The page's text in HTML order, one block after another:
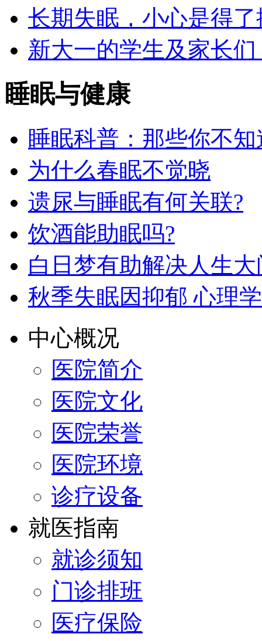
长期失眠，小心是得
新大一的学生及家长
睡眠与健康
睡眠科普：那些你不
为什么春眠不觉晓
遗尿与睡眠有何关联?
饮酒能助眠吗?
白日梦有助解决人生
秋季失眠因抑郁 心理
中心概况
医院简介
医院文化
医院荣誉
医院环境
诊疗设备
就医指南
就诊须知
门诊排班
医疗保险